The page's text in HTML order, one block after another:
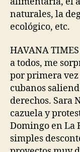
naturales, la
ecológico, etc.
HAVANA
a todos, me
por primera vez
cubanos
derechos. Sara
cazuela y
Domingo en La
simples